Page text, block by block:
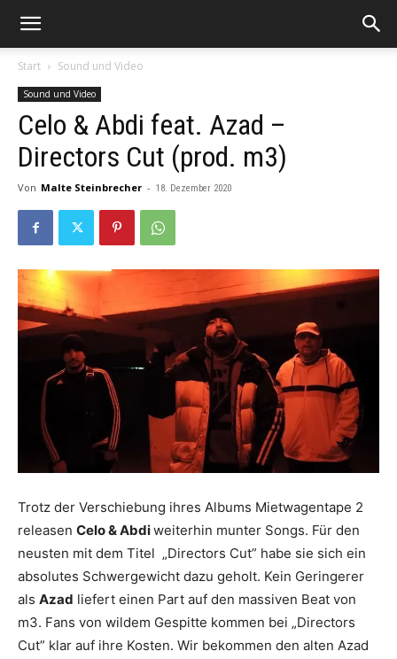
Start Sound und Video
Sound und Video
Celo & Abdi feat. Azad –
Directors Cut (prod. m3)
Von Malte Steinbrecher - 18. Dezember 2020
Trotz der Verschiebung ihres Albums Mietwagentape 2
releasen Celo & Abdiweiterhin munter Songs. Für den
neusten mit dem Titel „Directors Cut” habe sie sich ein
absolutes Schwergewicht dazu geholt. Kein Geringerer
als Azad liefert einen Part auf den massiven Beat von
m3. Fans von wildem Gespitte kommen bei „Directors
Cut” klar auf ihre Kosten. Wir bekommen den alten Azad